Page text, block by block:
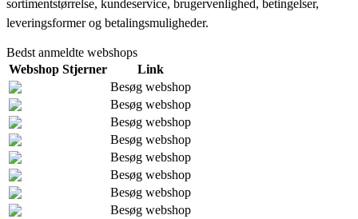
sortimentstørrelse, kundeservice, brugervenlighed, betingelser,
leveringsformer og betalingsmuligheder.
Bedst anmeldte webshops
Webshop Stjerner
Link
Besøg webshop
Besøg webshop
Besøg webshop
Besøg webshop
Besøg webshop
Besøg webshop
Besøg webshop
Besøg webshop